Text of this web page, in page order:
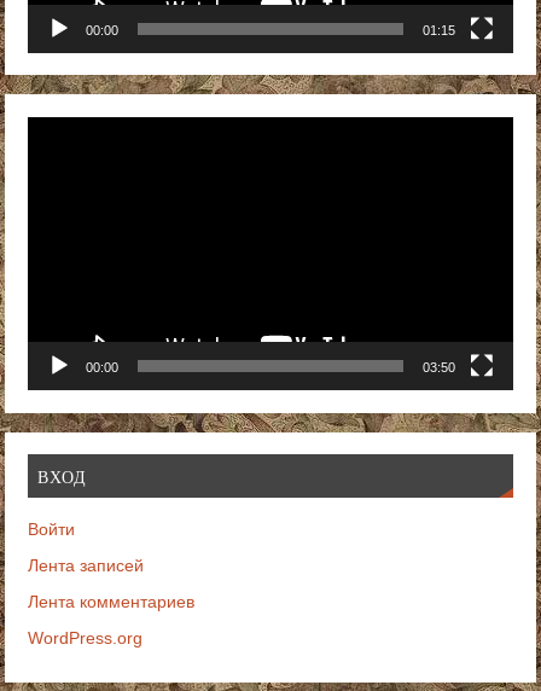
00:00 01:15
00:00 03:50
ВХОД
Войти
Лента записей
Лента комментариев
WordPress.org